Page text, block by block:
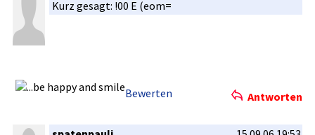
Kurz gesagt: !00 E (eom=
Bewerten Antworten